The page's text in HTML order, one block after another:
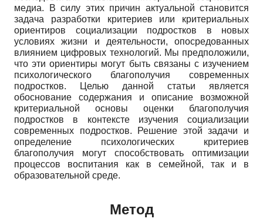
медиа. В силу этих причин актуальной становится
задача разработки критериев или критериальных
ориентиров социализации подростков в новых
условиях жизни и деятельности, опосредованных
влиянием цифровых технологий. Мы предположили,
что эти ориентиры могут быть связаны с изучением
психологического благополучия современных
подростков. Целью данной статьи является
обоснование содержания и описание возможной
критериальной основы оценки благополучия
подростков в контексте изучения социализации
современных подростков. Решение этой задачи и
определение психологических критериев
благополучия могут способствовать оптимизации
процессов воспитания как в семейной, так и в
образовательной среде.
Метод